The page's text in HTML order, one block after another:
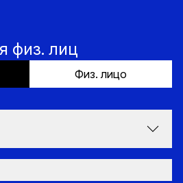
физ. лиц
Физ. лицо